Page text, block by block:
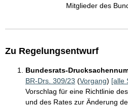
Mitglieder des
Zu Regelungsentwurf
Bundesrats-
BR-Drs. 309/23 (Vorgang) [alle
Vorschlag für eine Richtlinie
und des Rates zur Änderung